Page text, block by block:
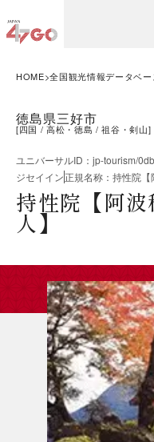
HOME 全国観光情報データベー
徳島県三好市
[四国 高松・徳島 祖谷・剣山]
ユニバーサルID ： jp-tourism/
ジセイイン正規名称 ： 持性院【
持性院【阿
人】